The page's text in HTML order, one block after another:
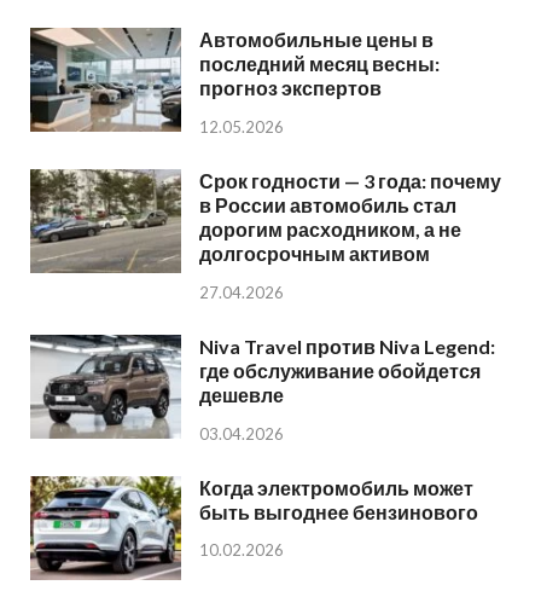
Автомобильные цены в
последний месяц весны:
прогноз экспертов
12.05.2026
Срок годности — 3 года: почему
в России автомобиль стал
дорогим расходником, а не
долгосрочным активом
27.04.2026
Niva Travel против Niva Legend:
где обслуживание обойдется
дешевле
03.04.2026
Когда электромобиль может
быть выгоднее бензинового
10.02.2026